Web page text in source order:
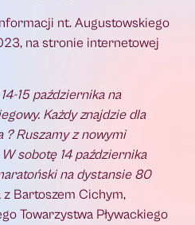
nt. Augustowskiego
na stronie internetowej
15 października na
Każdy znajdzie dla
? Ruszamy z nowymi
sobotę 14 października
na dystansie 80
z Bartoszem Cichym,
Towarzystwa Pływackiego